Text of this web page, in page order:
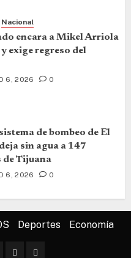
Nacional
encara a Mikel Arriola
y exige regreso del
6, 2026 0
de bombeo de El
sin agua a 147
de Tijuana
6, 2026 0
Deportes Economía